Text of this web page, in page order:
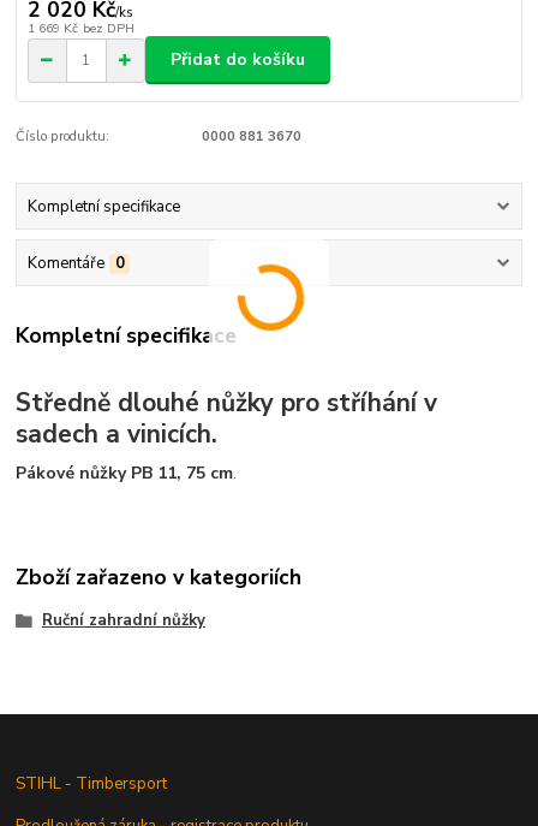
2 020 Kč/ks
1 669 Kč bez DPH
Přidat do košíku
Číslo produktu: 0000 881 3670
Kompletní specifikace
Komentáře 0
Kompletní specifikace
Středně dlouhé nůžky pro stříhání v
sadech a vinicích.
Pákové nůžky PB 11, 75 cm.
Zboží zařazeno v kategoriích
Ruční zahradní nůžky
STIHL - Timbersport